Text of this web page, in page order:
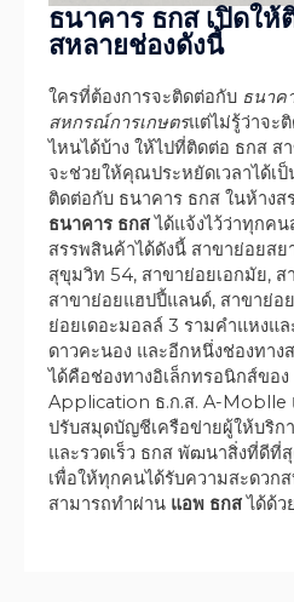
ธนาคาร ธกส เปิดใ
สหลายช่องดังนี้
ใครที่ต้องการจะติดต่อกับ ธนาค
สหกรณ์การเกษตรแต่ไม่รู้ว่าจะ
ไหนได้บ้าง ให้ไปที่ติดต่อ ธกส
จะช่วยให้คุณประหยัดเวลาได้เ
ติดต่อกับ ธนาคาร ธกส ในห้าง
ธนาคาร ธกสได้แจ้งไว้ว่าทุกค
สรรพสินค้าได้ดังนี้ สาขาย่อยสย
สุขุมวิท 54, สาขาย่อยเอกมัย, ส
สาขาย่อยแฮปปี้แลนด์, สาขาย่อ
ย่อยเดอะมอลล์ 3 รามคำแหงแ
ดาวคะนอง และอีกหนึ่งช่องทาง
ได้คือช่องทางอิเล็กทรอนิกส์ขอ
Application ธ.ก.ส. A-Moblle
ปรับสมุดบัญชีเครือข่ายผู้ให้บริก
และรวดเร็ว ธกส พัฒนาสิ่งที่ดีที่
เพื่อให้ทุกคนได้รับความสะดวก
สามารถทำผ่าน แอพ ธกสได้ด้ว